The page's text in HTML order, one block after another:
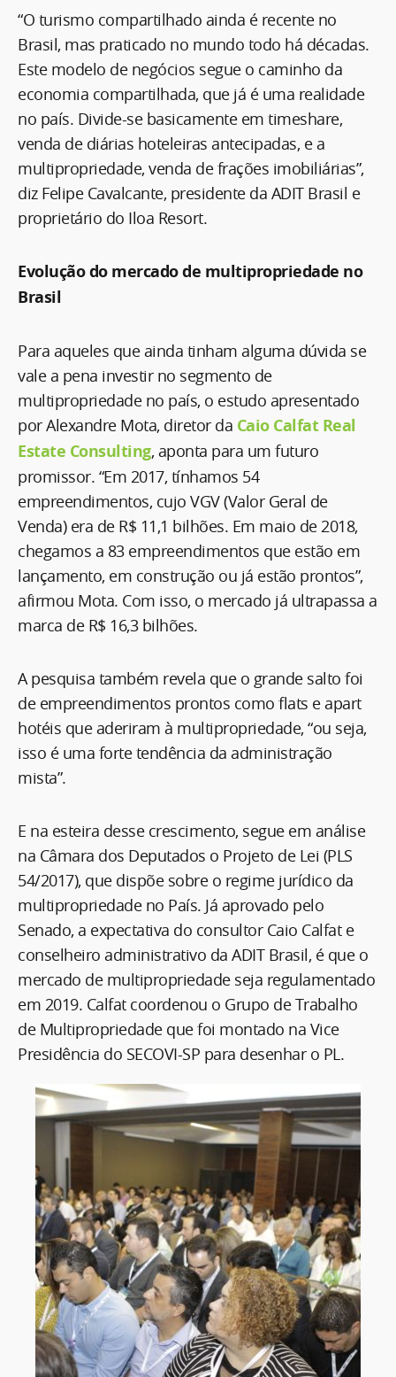
“O turismo compartilhado ainda é recente no
Brasil, mas praticado no mundo todo há décadas.
Este modelo de negócios segue o caminho da
economia compartilhada, que já é uma realidade
no país. Divide-se basicamente em timeshare,
venda de diárias hoteleiras antecipadas, e a
multipropriedade, venda de frações imobiliárias”,
diz Felipe Cavalcante, presidente da ADIT Brasil e
proprietário do Iloa Resort.
Evolução do mercado de multipropriedade no
Brasil
Para aqueles que ainda tinham alguma dúvida se
vale a pena investir no segmento de
multipropriedade no país, o estudo apresentado
por Alexandre Mota, diretor da Caio Calfat Real
Estate Consulting, aponta para um futuro
promissor. “Em 2017, tínhamos 54
empreendimentos, cujo VGV (Valor Geral de
Venda) era de R$ 11,1 bilhões. Em maio de 2018,
chegamos a 83 empreendimentos que estão em
lançamento, em construção ou já estão prontos”,
afirmou Mota. Com isso, o mercado já ultrapassa a
marca de R$ 16,3 bilhões.
A pesquisa também revela que o grande salto foi
de empreendimentos prontos como flats e apart
hotéis que aderiram à multipropriedade, “ou seja,
isso é uma forte tendência da administração
mista”.
E na esteira desse crescimento, segue em análise
na Câmara dos Deputados o Projeto de Lei (PLS
54/2017), que dispõe sobre o regime jurídico da
multipropriedade no País. Já aprovado pelo
Senado, a expectativa do consultor Caio Calfat e
conselheiro administrativo da ADIT Brasil, é que o
mercado de multipropriedade seja regulamentado
em 2019. Calfat coordenou o Grupo de Trabalho
de Multipropriedade que foi montado na Vice
Presidência do SECOVI-SP para desenhar o PL.